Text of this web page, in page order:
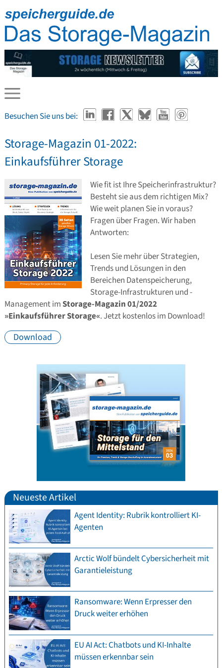
Besuchen Sie uns bei:
Storage-Magazin 01-2022:
Einkaufsführer Storage
Wie fit ist Ihre Speicherinfrastruktur?
Besteht sie aus dem richtigen Mix?
Wie weit planen Sie in voraus?
Fragen über Fragen. Wir haben
Antworten:
Lesen Sie mehr über Strategien,
Trends und Lösungen in den
Bereichen Datenspeicherung,
Storage-Infrastrukturen und -
Management imStorage-Magazin 01/2022
»Einkaufsführer Storage«. Jetzt kostenlos im Download!
Download
Neueste Artikel
Agent Identity: Rubrik kontrolliert KI-
Agenten
Arctic Wolf bündelt Cybersicherheit mit
Garantieleistung
Ransomware: Wenn Erpresser den
Druck weiter erhöhen
EU AI Act: Chatbots und KI-Inhalte
müssen erkennbar sein